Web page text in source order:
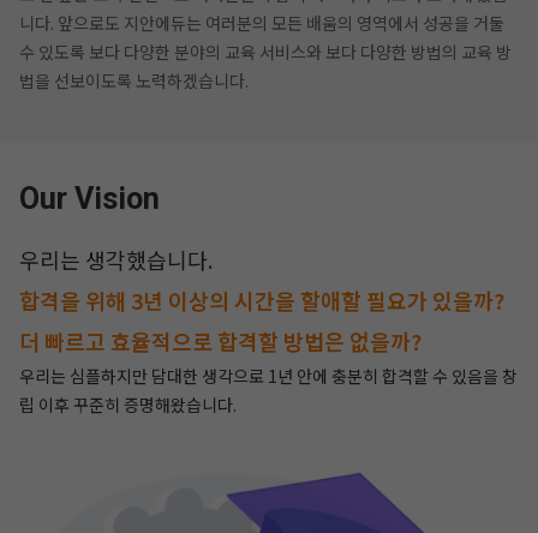
니다. 앞으로도 지안에듀는 여러분의 모든 배움의 영역에서 성공을 거둘
수 있도록 보다 다양한 분야의 교육 서비스와 보다 다양한 방법의 교육 방
법을 선보이도록 노력하겠습니다.
Our Vision
우리는 생각했습니다.
합격을 위해 3년 이상의 시간을 할애할 필요가 있을까?
더 빠르고 효율적으로 합격할 방법은 없을까?
우리는 심플하지만 담대한 생각으로 1년 안에 충분히 합격할 수 있음을 창
립 이후 꾸준히 증명해왔습니다.